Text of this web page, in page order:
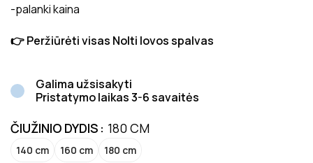
-palanki kaina
👉 Peržiūrėti visas Nolti lovos spalvas
Galima užsisakyti
Pristatymo laikas 3-6 savaitės
ČIUŽINIO DYDIS 180 CM
140 cm 160 cm 180 cm